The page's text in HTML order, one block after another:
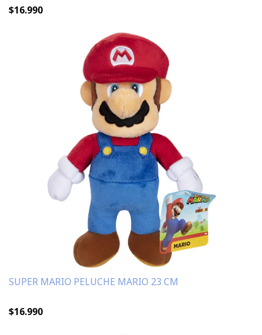
$16.990
SUPER MARIO PELUCHE MARIO 23 CM
$16.990